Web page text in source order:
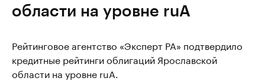
области на уровне ruA
Рейтинговое агентство «Эксперт РА» подтвердило
кредитные рейтинги облигаций Ярославской
области на уровне ruA.